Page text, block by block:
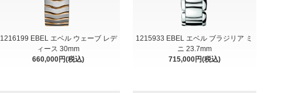
1216199 EBEL エベル ウェーブ レデ
ィース 30mm
660,000円(税込)
1215933 EBEL エベル ブラジリア ミ
ニ 23.7mm
715,000円(税込)